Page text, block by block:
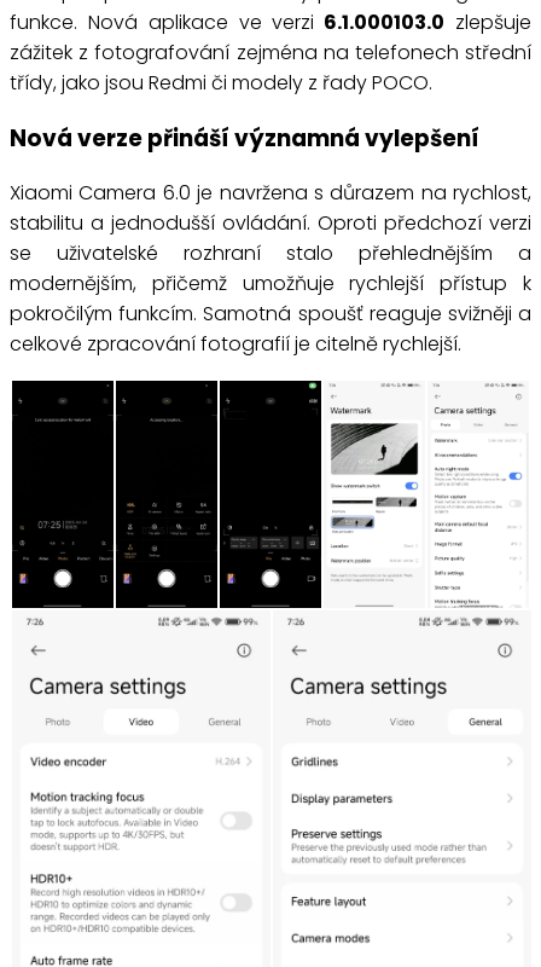
funkce. Nová aplikace ve verzi 6.1.000103.0 zlepšuje
zážitek z fotografování zejména na telefonech střední
třídy, jako jsou Redmi či modely z řady POCO.
Nová verze přináší významná vylepšení
Xiaomi Camera 6.0 je navržena s důrazem na rychlost,
stabilitu a jednodušší ovládání. Oproti předchozí verzi
se uživatelské rozhraní stalo přehlednějším a
modernějším, přičemž umožňuje rychlejší přístup k
pokročilým funkcím. Samotná spoušť reaguje svižněji a
celkové zpracování fotografií je citelně rychlejší.